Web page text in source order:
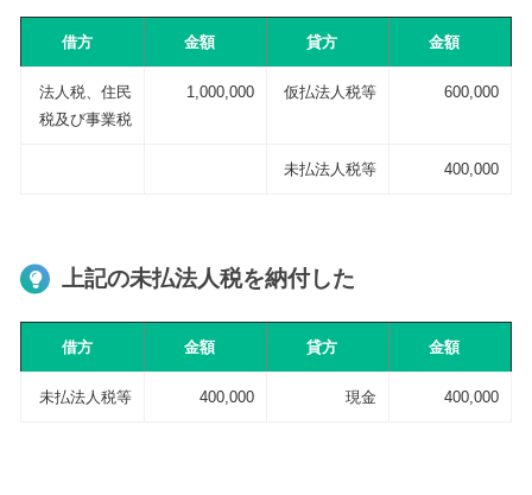
借方 金額 貸方 金額
法人税、住民
税及び事業税
1,000,000 仮払法人税等 600,000
未払法人税等 400,000
上記の未払法人税を納付した
借方 金額 貸方 金額
未払法人税等 400,000 現金 400,000